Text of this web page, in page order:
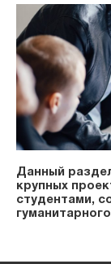
Данный
крупных
студентами,